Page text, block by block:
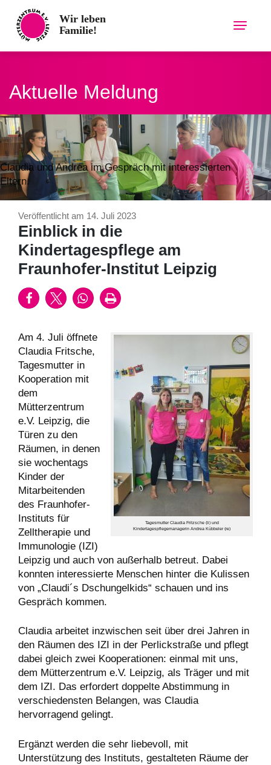
content
Aktuelle Meldung
Claudia und Andrea im Gespräch mit interessierten
Eltern.
Veröffentlicht am 14. Juli 2023
Einblick in die
Kindertagespflege am
Fraunhofer-Institut Leipzig
Tagesmutter Claudia Fritzsche (li) und
Kindertagespflegemanagerin Andrea Kübbeler (re)
Am 4. Juli öffnete
Claudia Fritsche,
Tagesmutter in
Kooperation mit
dem
Mütterzentrum
e.V. Leipzig, die
Türen zu den
Räumen, in denen
sie wochentags
Kinder der
Mitarbeitenden
des Fraunhofer-
Instituts für
Zelltherapie und
Immunologie (IZI)
Leipzig und auch von außerhalb betreut. Dabei
konnten interessierte Menschen hinter die Kulissen
von „Claudi´s Dschungelkids“ schauen und ins
Gespräch kommen.
Claudia arbeitet inzwischen seit über drei Jahren in
den Räumen des IZI in der Perlickstraße und pflegt
dabei gleich zwei Kooperationen: einmal mit uns,
dem Mütterzentrum e.V. Leipzig, als Träger und mit
dem IZI. Das erfordert doppelte Abstimmung in
verschiedensten Belangen, was Claudia
hervorragend gelingt.
Ergänzt werden die sehr liebevoll, mit
Unterstützung des Instituts, gestalteten Räume der